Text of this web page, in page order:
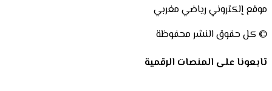
موقع إلكتروني رياضي مغربي
© كل حقوق النشر محفوظة
تابعونا على المنصات الرقمية